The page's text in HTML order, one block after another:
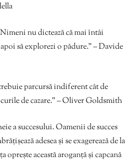
nu dictează că mai întâi
să explorezi o pădure.” – Davide
parcursă indiferent cât de
de cazare.” – Oliver Goldsmith
a succesului. Oamenii de succes
adesea și se exagerează de la
această aroganță și capcană